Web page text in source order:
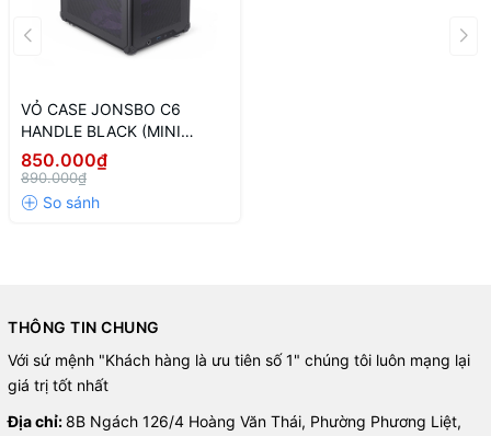
VỎ CASE JONSBO C6
HANDLE BLACK (MINI
TOWER/MÀU ĐEN)
850.000₫
890.000₫
THÔNG TIN CHUNG
Với sứ mệnh "Khách hàng là ưu tiên số 1" chúng tôi luôn mạng lại
giá trị tốt nhất
Địa chỉ: 8B Ngách 126/4 Hoàng Văn Thái, Phường Phương Liệt,